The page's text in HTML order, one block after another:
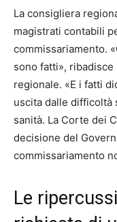
La consigliera
magistrati contabili
commissariamento.
sono fatti»,
regionale. «E i fatti
uscita dalle difficoltà
sanità. La Corte dei
decisione del
commissariamento
Le